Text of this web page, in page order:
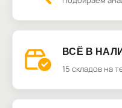
ВСЁ В
15 складов на